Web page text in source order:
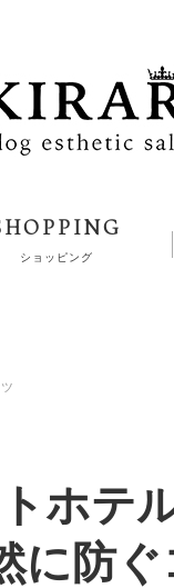
ショッピング
ホテ
に防ぐ